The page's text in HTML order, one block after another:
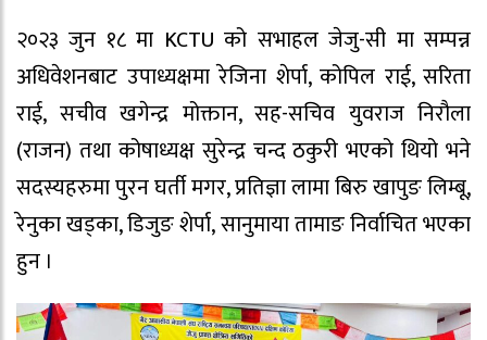
२०२३ जुन १८ मा KCTU को सभाहल जेजु-सी मा सम्पन्न
अधिवेशनबाट उपाध्यक्षमा रेजिना शेर्पा, कोपिल राई, सरिता
राई, सचीव खगेन्द्र मोक्तान, सह-सचिव युवराज निरौला
(राजन) तथा कोषाध्यक्ष सुरेन्द्र चन्द ठकुरी भएको थियो भने
सदस्यहरुमा पुरन घर्ती मगर, प्रतिज्ञा लामा बिरु खापुङ लिम्बू,
रेनुका खड्का, डिजुङ शेर्पा, सानुमाया तामाङ निर्वाचित भएका
हुन ।